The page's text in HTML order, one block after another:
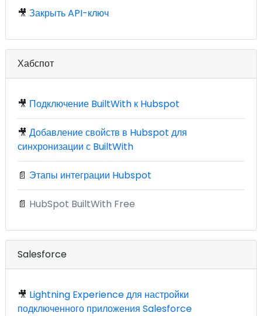
🎥 Закрыть API-ключ
Хабспот
🎥 Подключение BuiltWith к Hubspot
🎥 Добавление свойств в Hubspot для
синхронизации с BuiltWith
📄 Этапы интеграции Hubspot
📄 HubSpot BuiltWith Free
Salesforce
🎥 Lightning Experience для настройки
подключенного приложения Salesforce